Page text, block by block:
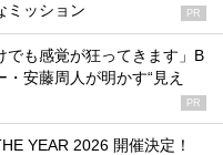
ミッション
PR
でも感覚が狂ってきます」B
安藤周人が明かす“見え
PR
YEAR 2026 開催決定！